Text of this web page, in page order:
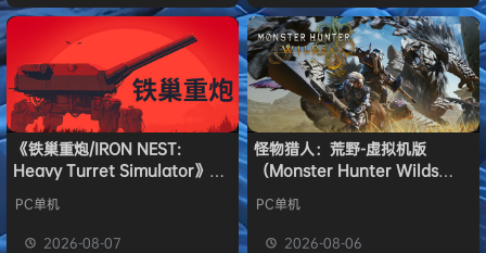
《铁巢重炮/IRON NEST:
Heavy Turret Simulator》免
PC单机
2026-08-07
怪物猎人：荒野-虚拟机版
（Monster Hunter Wilds
PC单机
2026-08-06